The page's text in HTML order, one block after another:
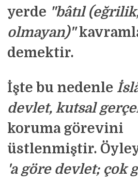
yerde "bâtıl
olmayan)"
demektir.
İşte bu nedenle
devlet, kutsal
koruma görevini
üstlenmiştir.
'a göre devlet; çok